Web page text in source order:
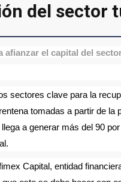
del sector
afianzar el capital del
sectores clave para la
tomadas a partir de la
a generar más del 90
Capital, entidad